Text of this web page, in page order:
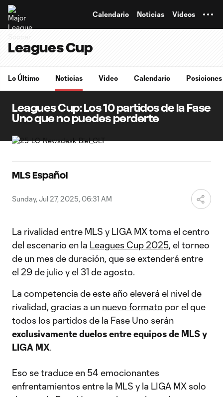
Calendario Noticias Videos
Leagues Cup
Lo Último Noticias Video Calendario Posiciones
Leagues Cup: Los 10 partidos de la Fase
Uno que no puedes perderte
MLS Español
Sunday, Jul 27, 2025, 06:31 AM
La rivalidad entre MLS y LIGA MX toma el centro
del escenario en la Leagues Cup 2025, el torneo
de un mes de duración, que se extenderá entre
el 29 de julio y el 31 de agosto.
La competencia de este año eleverá el nivel de
rivalidad, gracias a un nuevo formato por el que
todos los partidos de la Fase Uno serán
exclusivamente duelos entre equipos de MLS y
LIGA MX.
Eso se traduce en 54 emocionantes
enfrentamientos entre la MLS y la LIGA MX solo